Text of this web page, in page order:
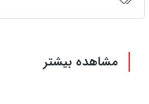
مشاهده بیشتر